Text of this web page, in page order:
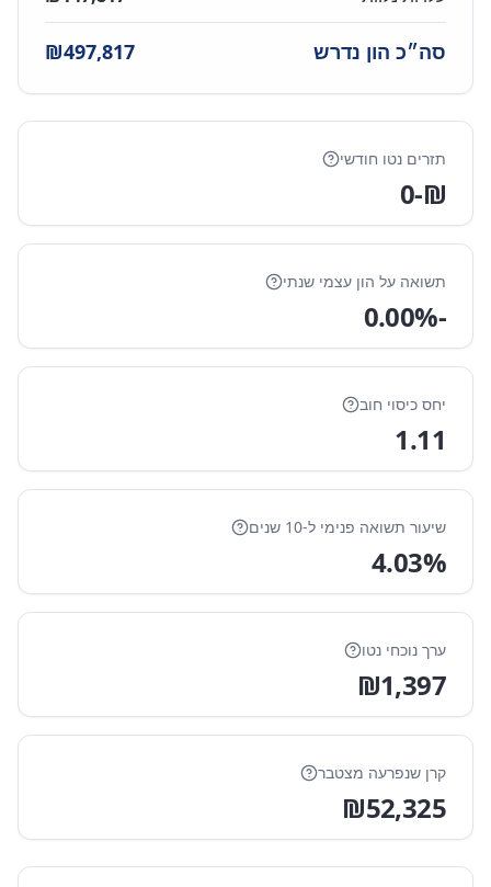
סה״כ הון נדרש ₪497,817
תזרים נטו חודשי
₪
-0
תשואה על הון עצמי שנתי
-0.00
%
יחס כיסוי חוב
1.11
שיעור תשואה פנימי ל-10 שנים
4.03%
ערך נוכחי נטו
₪1,397
קרן שנפרעה מצטבר
₪52,325